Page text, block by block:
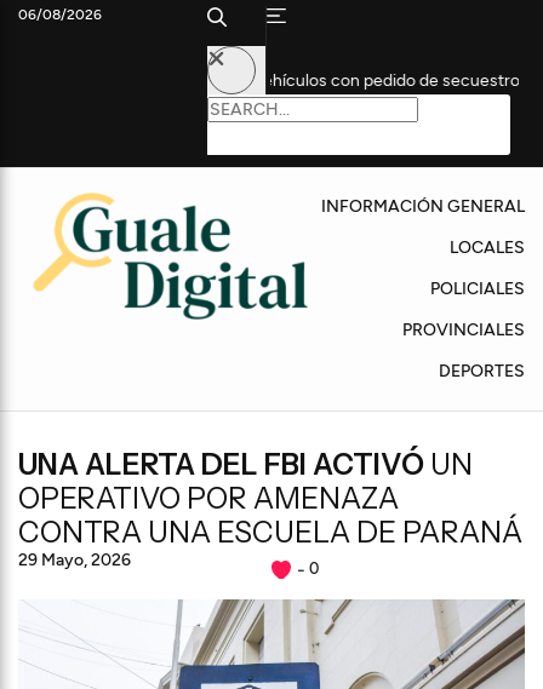
secuestran dos vehículos con pedido de secuestro La
06/08/2026
INFORMACIÓN GENERAL
LOCALES
POLICIALES
PROVINCIALES
DEPORTES
UNA ALERTA DEL FBI ACTIVÓ UN
OPERATIVO POR AMENAZA
CONTRA UNA ESCUELA DE PARANÁ
29 Mayo, 2026 0